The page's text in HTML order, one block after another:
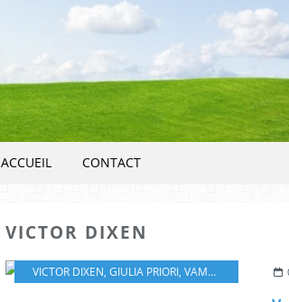
ACCUEIL CONTACT
VICTOR DIXEN
VICTOR DIXEN, GIULIA PRIORI, VAMPYRIA